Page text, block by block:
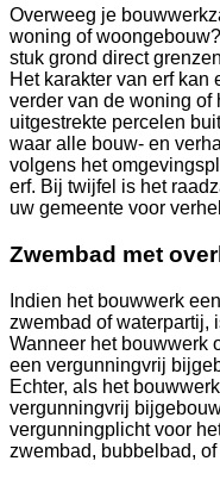
Overweeg je
woning of
stuk grond direct
Het karakter van erf kan
verder van de woning of
uitgestrekte percelen
waar alle bouw- en
volgens het
erf. Bij twijfel is het
uw gemeente voor
Zwembad met
Indien het bouwwerk
zwembad of waterpartij,
Wanneer het bouwwerk
een vergunningvrij
Echter, als het
vergunningvrij
vergunningplicht voor
zwembad, bubbelbad,